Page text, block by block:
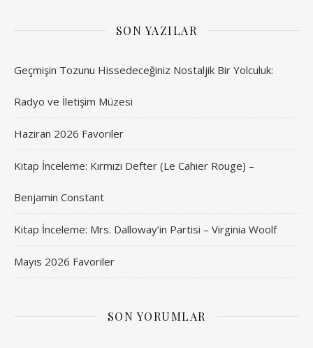
SON YAZILAR
Geçmişin Tozunu Hissedeceğiniz Nostaljik Bir Yolculuk:
Radyo ve İletişim Müzesi
Haziran 2026 Favoriler
Kitap İnceleme: Kırmızı Defter (Le Cahier Rouge) –
Benjamin Constant
Kitap İnceleme: Mrs. Dalloway’in Partisi – Virginia Woolf
Mayıs 2026 Favoriler
SON YORUMLAR